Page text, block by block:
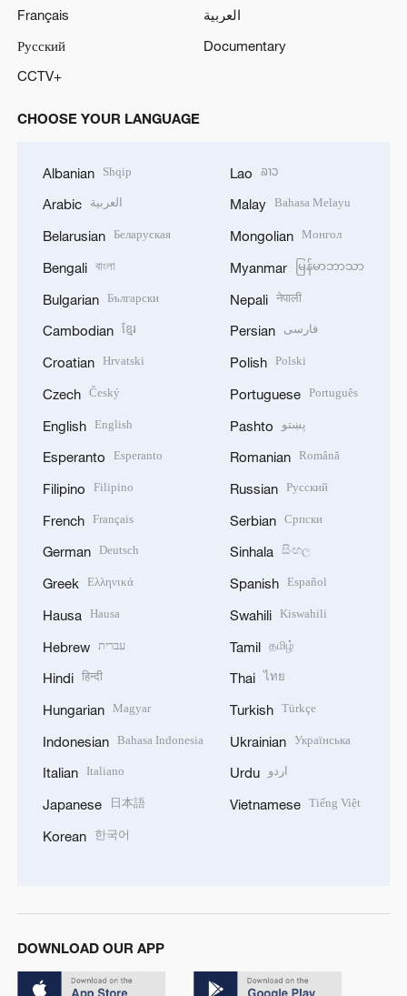
Français
العربية
Русский
Documentary
CCTV+
CHOOSE YOUR LANGUAGE
Albanian Shqip
Arabic العربية
Belarusian Беларуская
Bengali বাংলা
Bulgarian Български
Cambodian ខ្មែរ
Croatian Hrvatski
Czech Český
English English
Esperanto Esperanto
Filipino Filipino
French Français
German Deutsch
Greek Ελληνικά
Hausa Hausa
Hebrew עברית
Hindi हिन्दी
Hungarian Magyar
Indonesian Bahasa Indonesia
Italian Italiano
Japanese 日本語
Korean 한국어
Lao ລາວ
Malay Bahasa Melayu
Mongolian Монгол
Myanmar မြန်မာဘာသာ
Nepali नेपाली
Persian فارسی
Polish Polski
Portuguese Português
Pashto پښتو
Romanian Română
Russian Русский
Serbian Српски
Sinhala සිංහල
Spanish Español
Swahili Kiswahili
Tamil தமிழ்
Thai ไทย
Turkish Türkçe
Ukrainian Українська
Urdu اردو
Vietnamese Tiếng Việt
DOWNLOAD OUR APP